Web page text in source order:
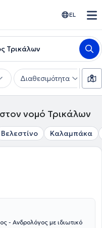
EL
Τρικάλων
Διαθεσιμότητα
νομό Τρικάλων
Βελεστίνο Καλαμπάκα
- Ανδρολόγος με ιδιωτικό